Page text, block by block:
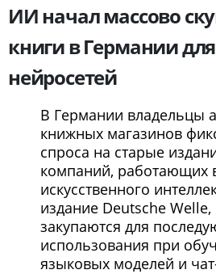
ИИ начал массово
книги в Германии
нейросетей
В Германии владельцы
книжных магазинов
спроса на старые
компаний, работающих
искусственного
издание Deutsche
закупаются для
использования при
языковых моделей и